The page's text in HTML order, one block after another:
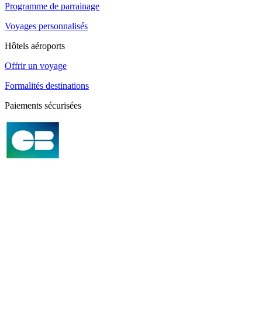
Programme de parrainage
Voyages personnalisés
Hôtels aéroports
Offrir un voyage
Formalités destinations
Paiements sécurisées